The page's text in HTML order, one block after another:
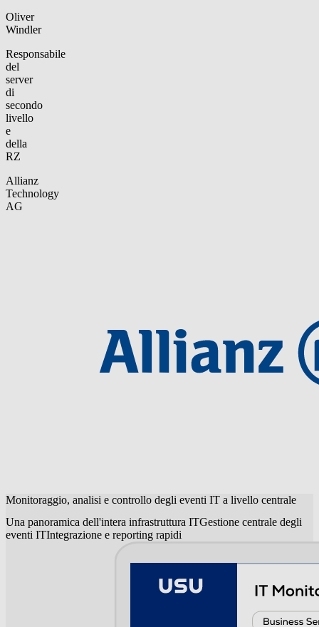
Oliver
Windler
Responsabile
del
server
di
secondo
livello
e
della
RZ
Allianz
Technology
AG
Monitoraggio, analisi e controllo degli eventi IT a livello centrale
Una panoramica dell'intera infrastruttura ITGestione centrale degli
eventi ITIntegrazione e reporting rapidi